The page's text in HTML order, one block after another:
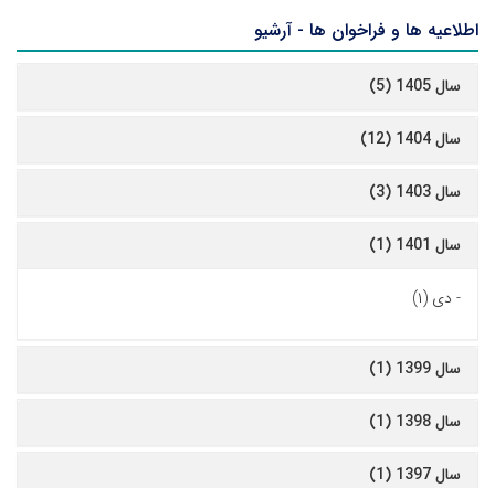
اطلاعیه ها و فراخوان ها - آرشیو
سال 1405 (5)
سال 1404 (12)
سال 1403 (3)
سال 1401 (1)
- دی (۱)
سال 1399 (1)
سال 1398 (1)
سال 1397 (1)